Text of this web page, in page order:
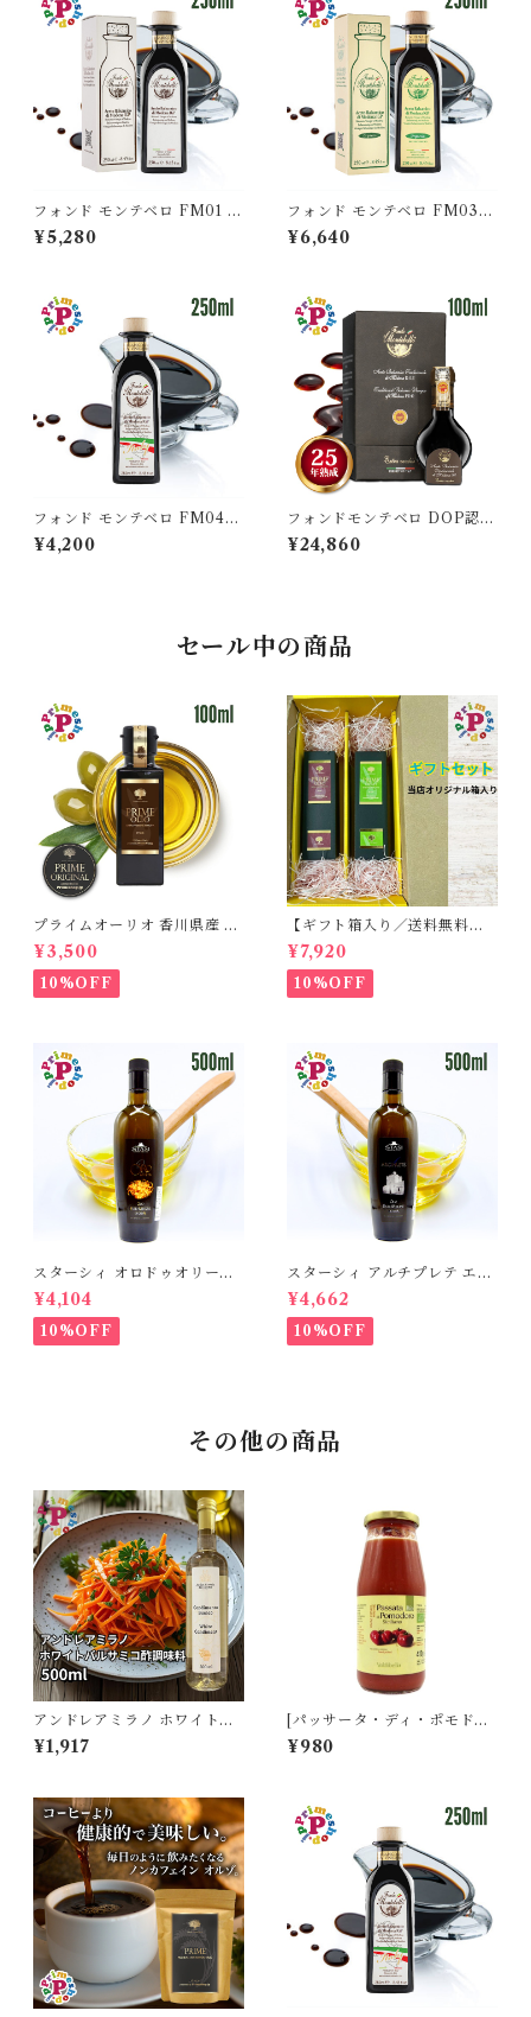
フォンド モンテベロ FM01 モ
デナ産バルサミコ 250ml IGP
認定 濃度1.29 8年熟成 MON
¥5,280
フォンド モンテベロ FM03
モデナ産バルサミコ 250ml I
GP認定 有機栽培 濃度1.34 12
¥6,640
フォンド モンテベロ FM04
モデナ産バルサミコ 250ml I
GP認定 6年熟成 有機栽培 濃
¥4,200
フォンドモンテベロ DOP認定
25年熟成 エキストラヴェッキ
オ トラディショナル バルサミ
¥24,860
セール中の商品
プライムオーリオ 香川県産 ミ
ッション種100% エキストラ
バージンオリーブオイル フー
ドアドベンチャー PRIME 高
級
¥3,500
10%OFF
【ギフト箱入り／送料無料】
プライムオーリオ香川ミッシ
ョン エキストラバージンオリ
ーブオイル と プライムオーリ
オ香川ルッカ エキストラバー
¥7,920
10%OFF
スターシィ オロドゥオリーヴ
ァ エキストラバージン オリー
ブオイル 500ml イタリア プ
ーリア産 STASI ORO d'Oliva
スタシィ 酸度0.13 賞味期限2
¥4,104
10%OFF
スターシィ アルチプレテ エキ
ストラバージン オリーブオイ
ル 500ml イタリア プーリア
産 STASI Arciprete スタシ
ィ 酸度0.15 賞味期限2027年3
¥4,662
10%OFF
その他の商品
アンドレアミラノ ホワイトバ
ルサミコ酢調味料 Andrea Mi
lano del Duomo
¥1,917
[パッサータ・ディ・ポモドー
ロ] トマトピューレ 410g イタ
リア産 トマトソース Valdibell
¥980